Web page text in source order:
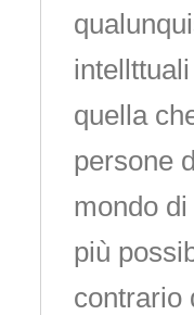
quella
persone
mondo
più
contrario